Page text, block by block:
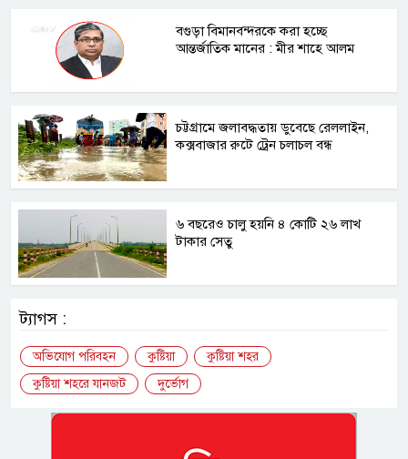
বগুড়া বিমানবন্দরকে করা হচ্ছে
আন্তর্জাতিক মানের : মীর শাহে আলম
চট্টগ্রামে জলাবদ্ধতায় ডুবেছে রেললাইন,
কক্সবাজার রুটে ট্রেন চলাচল বন্ধ
৬ বছরেও চালু হয়নি ৪ কোটি ২৬ লাখ
টাকার সেতু
ট্যাগস :
অভিযোগ পরিবহন কুষ্টিয়া
কুষ্টিয়া শহর
কুষ্টিয়া শহরে যানজট
দুর্ভোগ